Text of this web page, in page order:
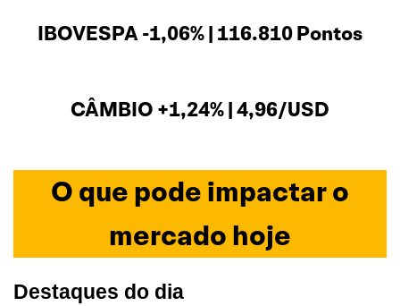
IBOVESPA -1,06% | 116.810 Pontos
CÂMBIO +1,24% | 4,96/USD
O que pode impactar o
mercado hoje
Destaques do dia